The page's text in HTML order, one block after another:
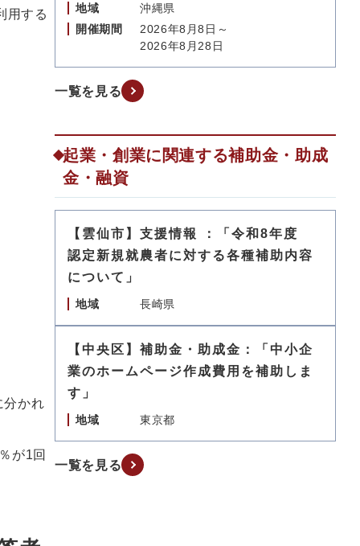
用する
分かれ
が1回
地域
沖縄県
開催期間
2026年8月8日～
2026年8月28日
一覧を見る
起業・創業に関連する補助金・助成
金・融資
【雲仙市】支援情報 ：「令和8年度
認定新規就農者に対する各種補助内容
について」
地域 長崎県
【中央区】補助金・助成金：「中小企
業のホームページ作成費用を補助しま
す」
地域 東京都
一覧を見る